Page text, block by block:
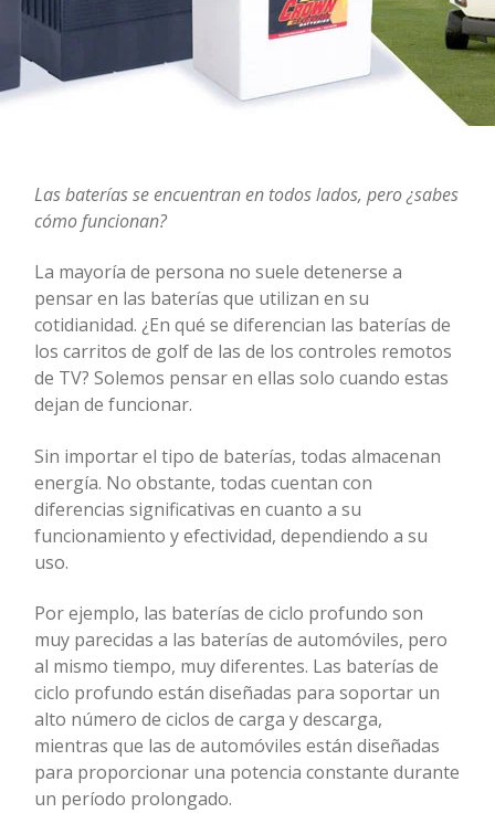
Las baterías se encuentran en todos lados, pero ¿sabes
cómo funcionan?
La mayoría de persona no suele detenerse a
pensar en las baterías que utilizan en su
cotidianidad. ¿En qué se diferencian las baterías de
los carritos de golf de las de los controles remotos
de TV? Solemos pensar en ellas solo cuando estas
dejan de funcionar.
Sin importar el tipo de baterías, todas almacenan
energía. No obstante, todas cuentan con
diferencias significativas en cuanto a su
funcionamiento y efectividad, dependiendo a su
uso.
Por ejemplo, las baterías de ciclo profundo son
muy parecidas a las baterías de automóviles, pero
al mismo tiempo, muy diferentes. Las baterías de
ciclo profundo están diseñadas para soportar un
alto número de ciclos de carga y descarga,
mientras que las de automóviles están diseñadas
para proporcionar una potencia constante durante
un período prolongado.